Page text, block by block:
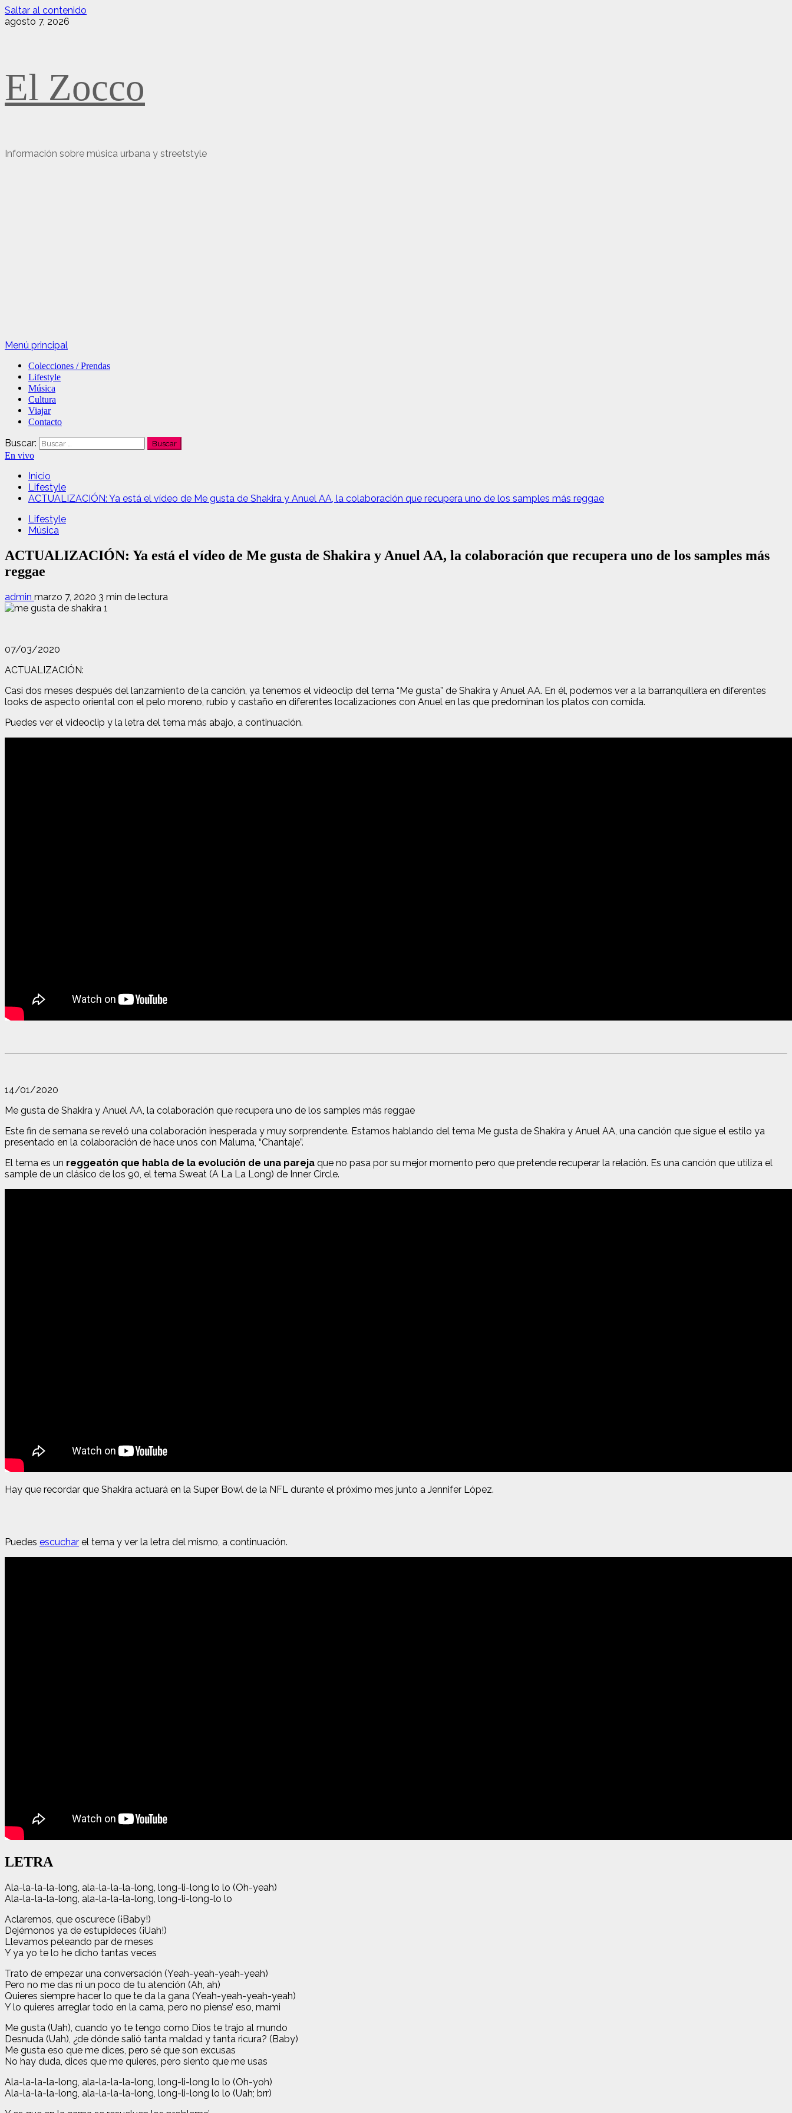
Saltar al contenido
agosto 7, 2026
El Zocco
Información sobre música urbana y streetstyle
Menú principal
Colecciones / Prendas
Lifestyle
Música
Cultura
Viajar
Contacto
Buscar:
En vivo
Inicio
Lifestyle
ACTUALIZACIÓN: Ya está el vídeo de Me gusta de Shakira y Anuel AA, la colaboración que recupera uno de los samples más reggae
Lifestyle
Música
ACTUALIZACIÓN: Ya está el vídeo de Me gusta de Shakira y Anuel AA, la colaboración que recupera uno de los samples más
reggae
admin marzo 7, 2020 3 min de lectura
07/03/2020
ACTUALIZACIÓN:
Casi dos meses después del lanzamiento de la canción, ya tenemos el videoclip del tema “Me gusta” de Shakira y Anuel AA. En él, podemos ver a la barranquillera en diferentes
looks de aspecto oriental con el pelo moreno, rubio y castaño en diferentes localizaciones con Anuel en las que predominan los platos con comida.
Puedes ver el videoclip y la letra del tema más abajo, a continuación.
14/01/2020
Me gusta de Shakira y Anuel AA, la colaboración que recupera uno de los samples más reggae
Este fin de semana se reveló una colaboración inesperada y muy sorprendente. Estamos hablando del tema Me gusta de Shakira y Anuel AA, una canción que sigue el estilo ya
presentado en la colaboración de hace unos con Maluma, “Chantaje”.
El tema es un reggeatón que habla de la evolución de una pareja que no pasa por su mejor momento pero que pretende recuperar la relación. Es una canción que utiliza el
sample de un clásico de los 90, el tema Sweat (A La La Long) de Inner Circle.
Hay que recordar que Shakira actuará en la Super Bowl de la NFL durante el próximo mes junto a Jennifer López.
Puedes escuchar el tema y ver la letra del mismo, a continuación.
LETRA
Ala-la-la-la-long, ala-la-la-la-long, long-li-long lo lo (Oh-yeah)
Ala-la-la-la-long, ala-la-la-la-long, long-li-long-lo lo
Aclaremos, que oscurece (¡Baby!)
Dejémonos ya de estupideces (¡Uah!)
Llevamos peleando par de meses
Y ya yo te lo he dicho tantas veces
Trato de empezar una conversación (Yeah-yeah-yeah-yeah)
Pero no me das ni un poco de tu atención (Ah, ah)
Quieres siempre hacer lo que te da la gana (Yeah-yeah-yeah-yeah)
Y lo quieres arreglar todo en la cama, pero no piense’ eso, mami
Me gusta (Uah), cuando yo te tengo como Dios te trajo al mundo
Desnuda (Uah), ¿de dónde salió tanta maldad y tanta ricura? (Baby)
Me gusta eso que me dices, pero sé que son excusas
No hay duda, dices que me quieres, pero siento que me usas
Ala-la-la-la-long, ala-la-la-la-long, long-li-long lo lo (Oh-yoh)
Ala-la-la-la-long, ala-la-la-la-long, long-li-long lo lo (Uah; brr)